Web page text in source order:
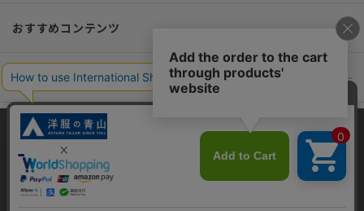
おすすめコンテンツ
ポリシー・企業情報
オーダースーツなら SHITATE
当サイトでは、快適な閲覧体験とコンテンツ改善のためにCookieを使用
しています。閲覧を続けることで、Cookieの使用に同意したものとみな
します。詳細については